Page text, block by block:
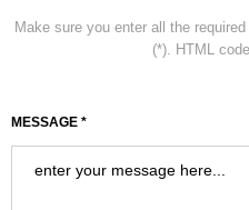
Make sure you enter all the
(*). HTML
MESSAGE *